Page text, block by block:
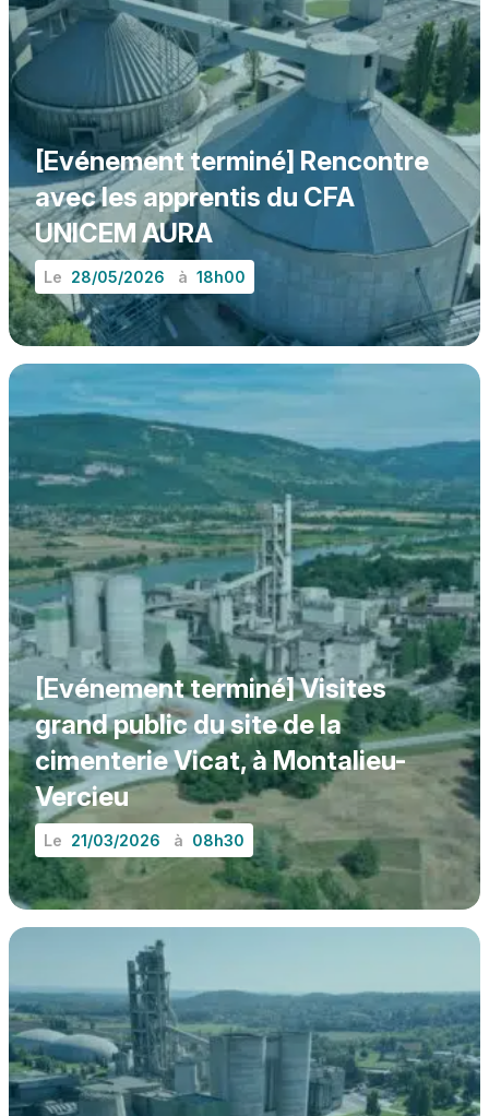
[Evénement terminé] Rencontre
avec les apprentis du CFA
UNICEM AURA
Le 28/05/2026 à 18h00
EN SAVOIR PLUS
[Evénement terminé] Visites
grand public du site de la
cimenterie Vicat, à Montalieu-
Vercieu
Le 21/03/2026 à 08h30
EN SAVOIR PLUS